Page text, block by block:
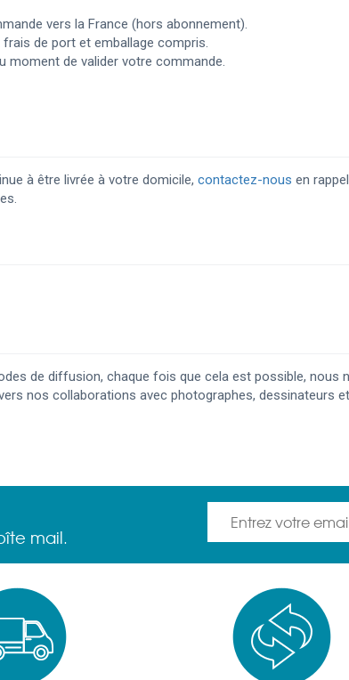
vers la France (hors abonnement).
de port et emballage compris.
moment de valider votre commande.
à être livrée à votre domicile, contactez-nous en
de diffusion, chaque fois que cela est possible,
nos collaborations avec photographes, dessinateurs
mail.